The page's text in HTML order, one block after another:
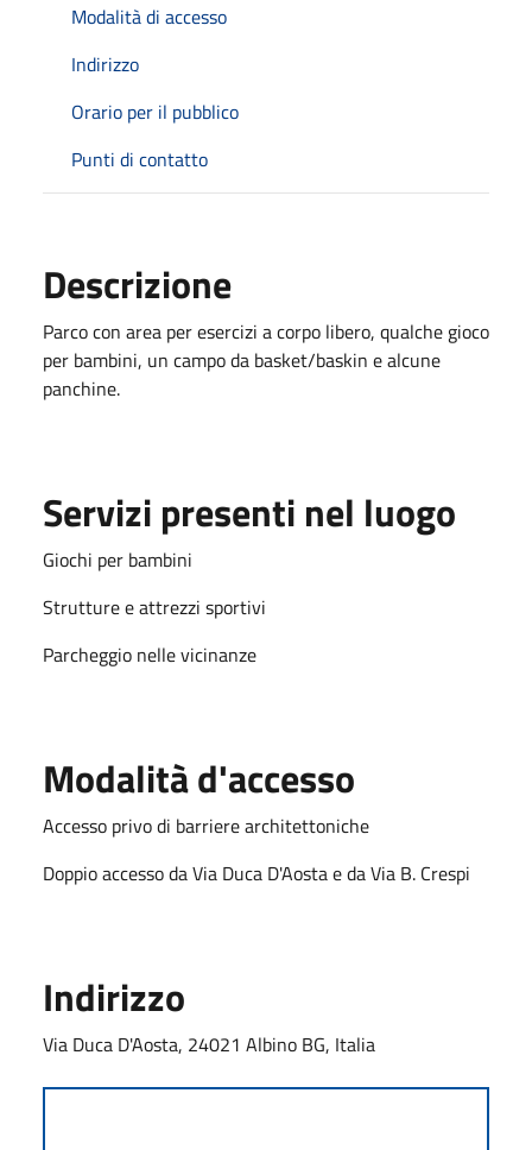
Modalità di accesso
Indirizzo
Orario per il pubblico
Punti di contatto
Descrizione
Parco con area per esercizi a corpo libero, qualche gioco
per bambini, un campo da basket/baskin e alcune
panchine.
Servizi presenti nel luogo
Giochi per bambini
Strutture e attrezzi sportivi
Parcheggio nelle vicinanze
Modalità d'accesso
Accesso privo di barriere architettoniche
Doppio accesso da Via Duca D'Aosta e da Via B. Crespi
Indirizzo
Via Duca D'Aosta, 24021 Albino BG, Italia